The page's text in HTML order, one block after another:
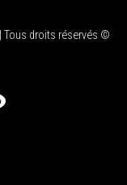
Tous droits réservés ©